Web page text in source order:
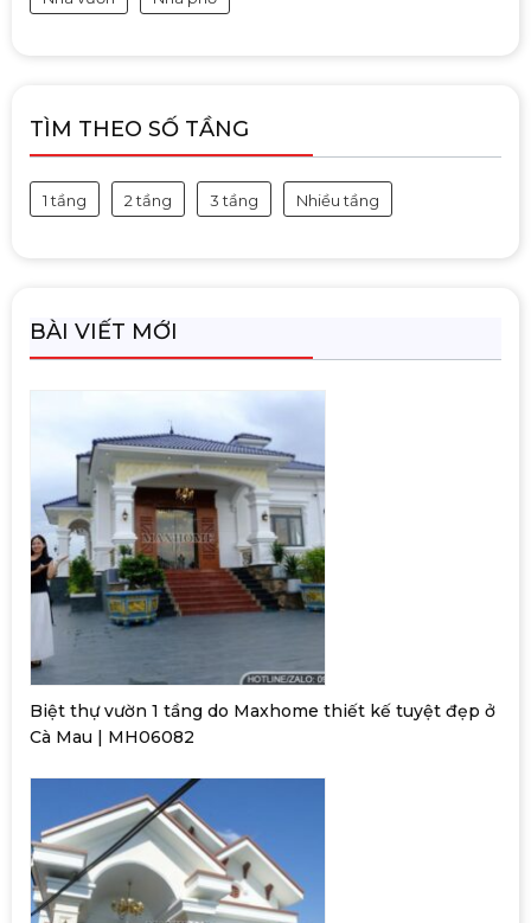
TÌM THEO SỐ TẦNG
1 tầng 2 tầng 3 tầng Nhiều tầng
BÀI VIẾT MỚI
Biệt thự vườn 1 tầng do Maxhome thiết kế tuyệt đẹp ở
Cà Mau | MH06082